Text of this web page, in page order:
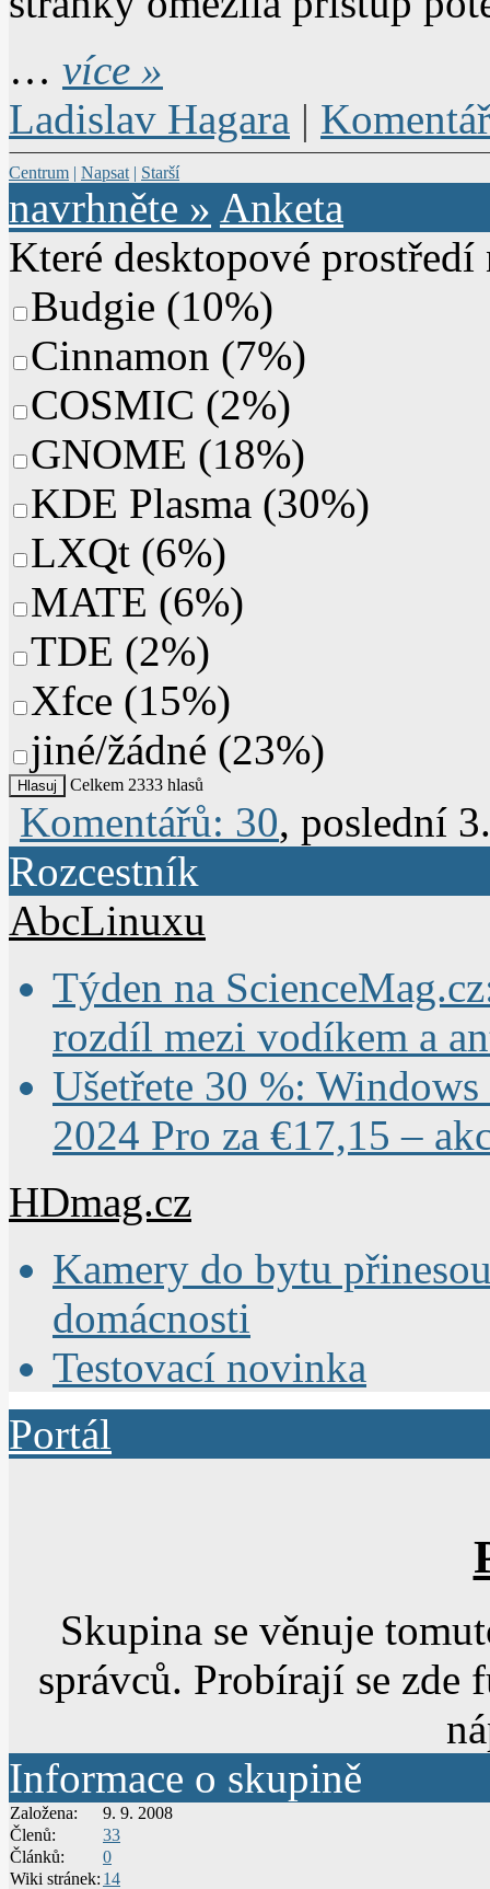
… více »
Ladislav Hagara |
Centrum | Napsat | Starší
navrhněte » Anketa
Které desktopové
Budgie (10%)
Cinnamon (7%)
COSMIC (2%)
GNOME (18%)
KDE Plasma (30%)
LXQt (6%)
MATE (6%)
TDE (2%)
Xfce (15%)
jiné/žádné (23%)
Celkem 2333 hlasů
Komentářů: 30, poslední
Rozcestník
AbcLinuxu
Týden na
rozdíl mezi vodíkem a
Ušetřete 30 %:
2024 Pro za €17,15 –
HDmag.cz
Kamery do bytu
domácnosti
Testovací novinka
Portál
Skupina se věnuje
správců. Probírají se zde
Informace o skupině
Založena:
9. 9. 2008
Členů:
33
Článků:
0
Wiki stránek: 14